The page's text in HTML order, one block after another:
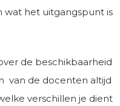
wat het uitgangspunt is
de beschikbaarheid
van de docenten altijd
verschillen je dient